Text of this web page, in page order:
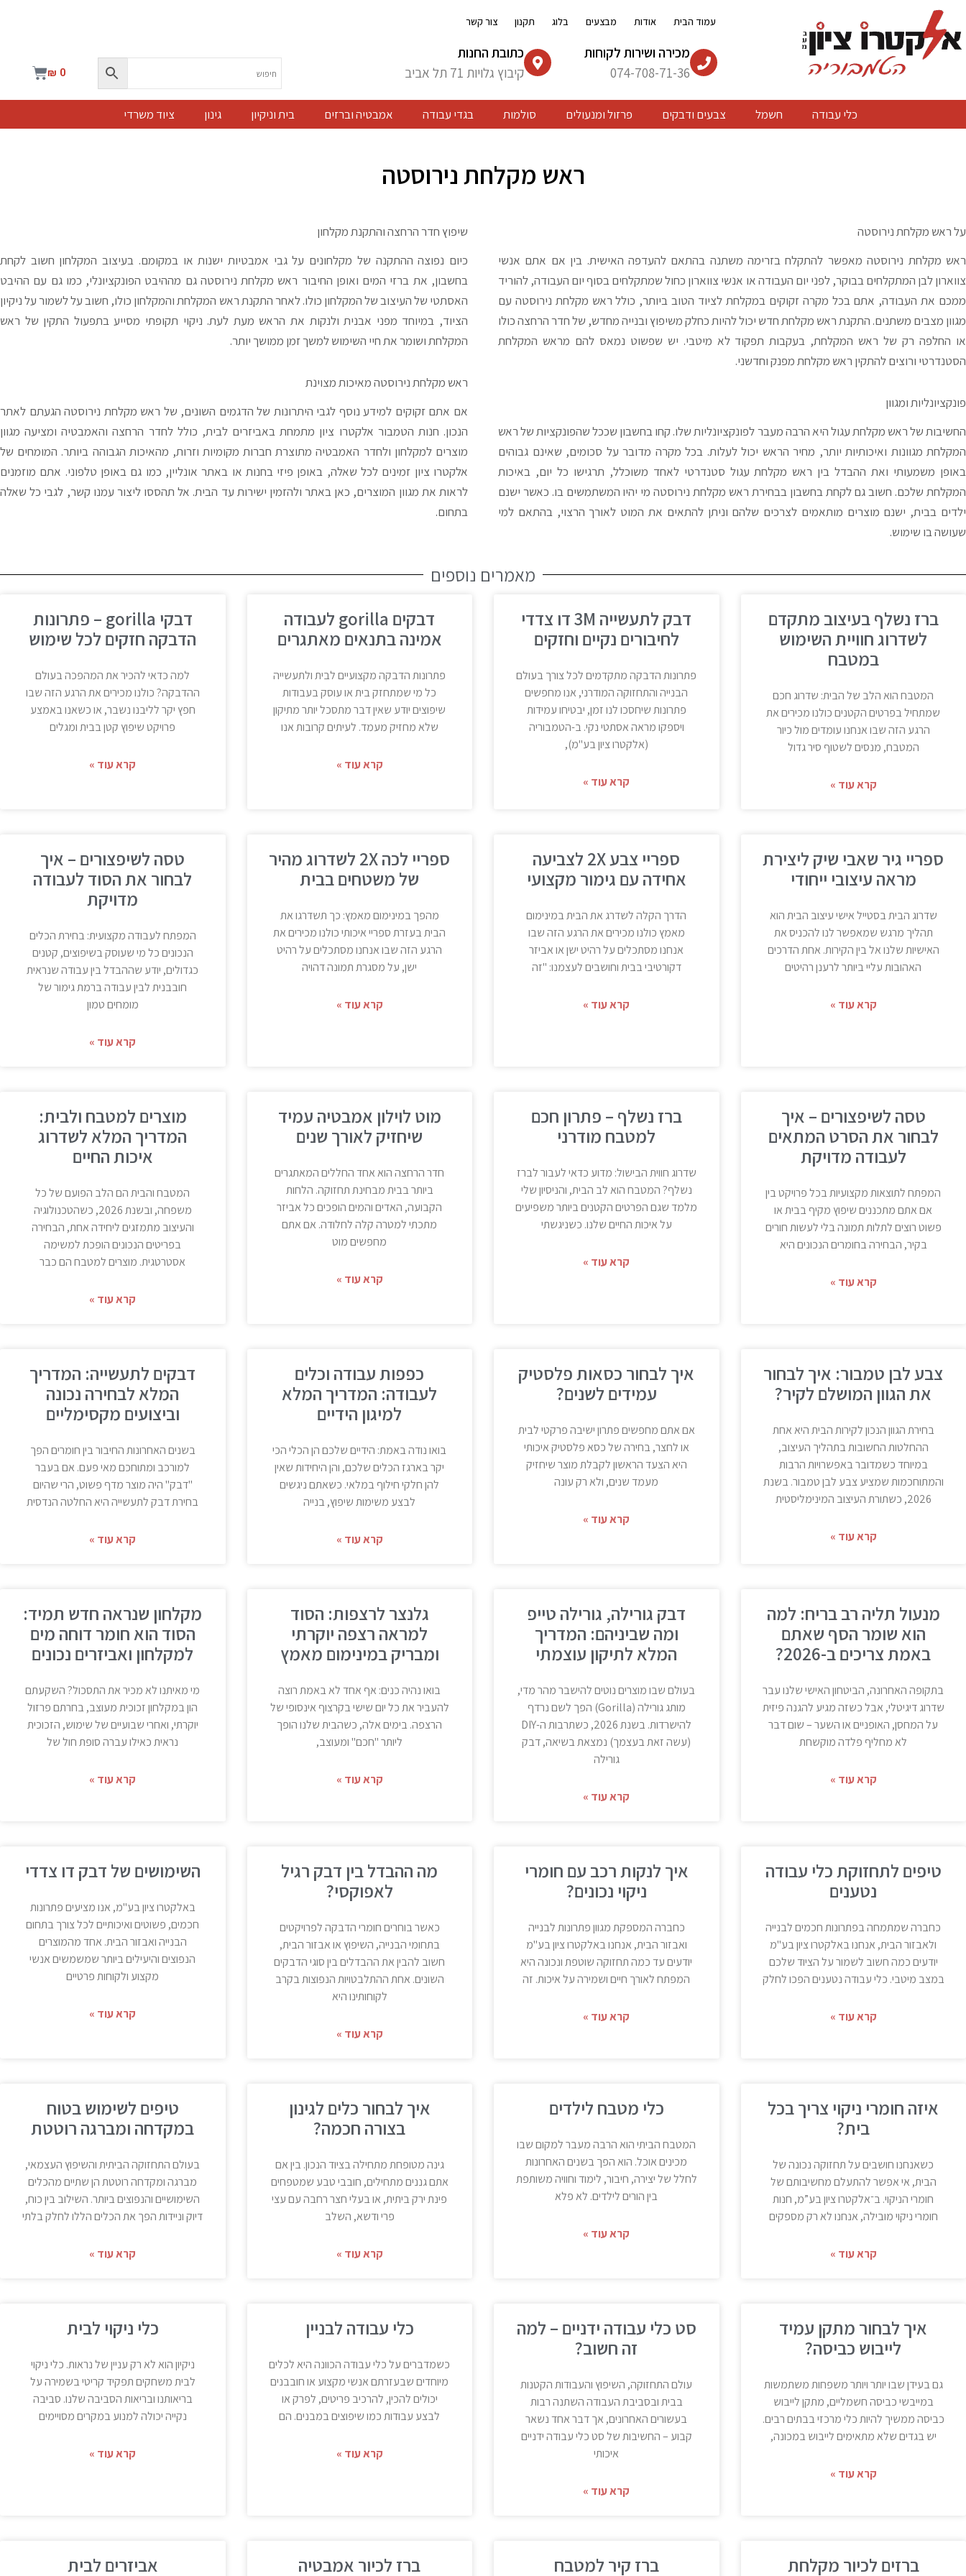
לתוכן
עמוד הבית אודות מבצעים בלוג תקנון צור קשר
מכירה ושירות לקוחות
074-708-71-36
כתובת החנות
קיבוץ גלויות 71 תל אביב
₪ 0
עגלת
כלי עבודה חשמל צבעים ודבקים פרזול ומנעולים סולמות בגדי עבודה אמבטיה וברזים בית וניקיון גינון ציוד משרדי
ראש מקלחת נירוסטה
על ראש מקלחת נירוסטה
ראש מקלחת נירוסטה מאפשר להתקלח בזרימה משתנה בהתאם להעדפה האישית. בין אם אתם אנשי
צווארון לבן המתקלחים בבוקר, לפני יום העבודה או אנשי צווארון כחול שמתקלחים בסוף יום העבודה, להוריד
ממכם את העבודה, אתם בכל מקרה זקוקים במקלחת לציוד הטוב ביותר, כולל ראש מקלחת נירוסטה עם
מגוון מצבים משתנים. התקנת ראש מקלחת חדש יכול להיות כחלק משיפוץ ובנייה מחדש, של חדר הרחצה כולו
או החלפה רק של ראש המקלחת, בעקבות תפקוד לא מיטבי. יש שפשוט נמאס להם מראש המקלחת
הסטנדרטי ורוצים להתקין ראש מקלחת מפנק וחדשני.
פונקציונליות ומגוון
החשיבות של ראש מקלחת עגול היא הרבה מעבר לפונקציונליות שלו. קחו בחשבון שככל שהפונקציות של ראש
המקלחת מגוונות ואיכותיות יותר, מחיר הראש יכול לעלות. בכל מקרה מדובר על סכומים, שאינם גבוהים
באופן משמעותי ואת ההבדל בין ראש מקלחת עגול סטנדרטי לאחד משוכלל, תרגישו כל יום, באיכות
המקלחת שלכם. חשוב גם לקחת בחשבון בבחירת ראש מקלחת נירוסטה מי יהיו המשתמשים בו. כאשר ישנם
ילדים בבית, ישנם מוצרים מותאמים לצרכים שלהם וניתן להתאים את המוט לאורך הרצוי, בהתאם למי
שעושה בו שימוש.
שיפוץ חדר הרחצה והתקנת מקלחון
כיום נפוצה ההתקנה של מקלחונים על גבי אמבטיות ישנות או במקומם. בעיצוב המקלחון חשוב לקחת
בחשבון, את ברזי המים ואופן החיבור ראש מקלחת נירוסטה גם מההיבט הפונקציונלי, כמו גם עם ההיבט
האסתטי של העיצוב של המקלחון כולו. לאחר התקנת ראש המקלחת והמקלחון כולו, חשוב על לשמור על ניקיון
הציוד, במיוחד מפני אבנית ולנקות את הראש מעת לעת. ניקוי תקופתי מסייע בתפעול התקין של ראש
המקלחת ושומר את חיי השימוש למשך זמן ממושך יותר.
ראש מקלחת נירוסטה מאיכות מצוינת
אם אתם זקוקים למידע נוסף לגבי היתרונות של הדגמים השונים, של ראש מקלחת נירוסטה הגעתם לאתר
הנכון. חנות הטמבור אלקטרו ציון מתמחת באביזרים לבית, כולל לחדר הרחצה והאמבטיה ומציעה מגוון
מוצרים למקלחון ולחדר האמבטיה מתוצרת חברות מקומיות וזרות, מהאיכות הגבוהה ביותר. המומחים של
אלקטרו ציון זמינים לכל שאלה, באופן פיזי בחנות או באתר אונליין, כמו גם באופן טלפוני. אתם מוזמנים
לראות את מגוון המוצרים, כאן באתר ולהזמין ישירות עד הבית. אל תהססו ליצור עמנו קשר, לגבי כל שאלה
בתחום.
מאמרים נוספים
ברז נשלף בעיצוב מתקדם
לשדרוג חוויית השימוש
במטבח
המטבח הוא הלב של הבית: שדרוג חכם
שמתחיל בפרטים הקטנים כולנו מכירים את
הרגע הזה שבו אנחנו עומדים מול כיור
המטבח, מנסים לשטוף סיר גדול
קרא עוד »
דבק לתעשייה 3M דו צדדי
לחיבורים נקיים וחזקים
פתרונות הדבקה מתקדמים לכל צורך בעולם
הבנייה והתחזוקה המודרני, אנו מחפשים
פתרונות שיחסכו לנו זמן, יבטיחו עמידות
ויספקו מראה אסתטי נקי. ב-הטמבוריה
(אלקטרו ציון בע"מ),
קרא עוד »
דבקים gorilla לעבודה
אמינה בתנאים מאתגרים
פתרונות הדבקה מקצועיים לבית ולתעשייה
כל מי שמתחזק בית או עוסק בעבודות
שיפוצים יודע שאין דבר מתסכל יותר מתיקון
שלא מחזיק מעמד. לעיתים קרובות אנו
קרא עוד »
דבקי gorilla – פתרונות
הדבקה חזקים לכל שימוש
למה כדאי להכיר את המהפכה בעולם
ההדבקה? כולנו מכירים את הרגע הזה שבו
חפץ יקר לליבנו נשבר, או כשאנו באמצע
פרויקט שיפוץ קטן בבית ומגלים
קרא עוד »
ספריי גיר שאבי שיק ליצירת
מראה עיצובי ייחודי
שדרוג הבית בסטייל אישי עיצוב הבית הוא
תהליך מרגש שמאפשר לנו להכניס את
האישיות שלנו אל בין הקירות. אחת הדרכים
האהובות עליי ביותר לרענן רהיטים
קרא עוד »
ספריי צבע 2X לצביעה
אחידה עם גימור מקצועי
הדרך הקלה לשדרג את הבית במינימום
מאמץ כולנו מכירים את הרגע הזה שבו
אנחנו מסתכלים על רהיט ישן או אביזר
דקורטיבי בבית וחושבים לעצמנו: "זה
קרא עוד »
ספריי לכה 2X לשדרוג מהיר
של משטחים בבית
מהפך במינימום מאמץ: כך תשדרגו את
הבית בעזרת ספריי איכותי כולנו מכירים את
הרגע הזה שבו אנחנו מסתכלים על רהיט
ישן, על מסגרת תמונה דהויה
קרא עוד »
טסה לשיפצורים – איך
לבחור את הסוד לעבודה
מדויקת
המפתח לעבודה מקצועית: בחירת הכלים
הנכונים כל מי שעוסק בשיפוצים, קטנים
כגדולים, יודע שההבדל בין עבודה שנראית
חובבנית לבין עבודה ברמת גימור של
מומחים טמון
קרא עוד »
טסה לשיפצורים – איך
לבחור את הסרט המתאים
לעבודה מדויקת
המפתח לתוצאות מקצועיות בכל פרויקט בין
אם אתם מתכננים שיפוץ מקיף בבית או
פשוט רוצים לתלות תמונה בלי לעשות חורים
בקיר, הבחירה בחומרים הנכונים היא
קרא עוד »
ברז נשלף – פתרון חכם
למטבח מודרני
שדרוג חווית הבישול: מדוע כדאי לעבור לברז
נשלף? המטבח הוא לב הבית, והניסיון שלי
מלמד שגם הפרטים הקטנים ביותר משפיעים
על איכות החיים שלנו. כשניגשתי
קרא עוד »
מוט לוילון אמבטיה עמיד
שיחזיק לאורך שנים
חדר הרחצה הוא אחד החללים המאתגרים
ביותר בבית מבחינת תחזוקה. הלחות
הקבועה, האדים והמים הופכים כל אביזר
מתכתי למטרה קלה לחלודה. אם אתם
מחפשים מוט
קרא עוד »
מוצרים למטבח ולבית:
המדריך המלא לשדרוג
איכות החיים
המטבח והבית הם הלב הפועם של כל
משפחה, ובשנת 2026, כשהטכנולוגיה
והעיצוב מתמזגים ליחידה אחת, הבחירה
בפריטים הנכונים הופכת למשימה
אסטרטגית. מוצרים למטבח הם כבר
קרא עוד »
צבע לבן טמבור: איך לבחור
את הגוון המושלם לקיר?
בחירת הגוון הנכון לקירות הבית היא אחת
ההחלטות החשובות בתהליך העיצוב,
במיוחד כשמדובר באפשרויות הרבות
והמתוחכמות שמציע צבע לבן טמבור. בשנת
2026, כשתורת העיצוב המינימליסטית
קרא עוד »
איך לבחור כסאות פלסטיק
עמידים לשנים?
אם אתם מחפשים פתרון ישיבה פרקטי לבית
או לחצר, בחירה של כסא פלסטיק איכותי
היא הצעד הראשון לקבלת מוצר שיחזיק
מעמד שנים, ולא רק עונה
קרא עוד »
כפפות עבודה וכלים
לעבודה: המדריך המלא
למיגון הידיים
בואו נודה באמת: הידיים שלכם הן הכלי הכי
יקר בארגז הכלים שלכם, והן היחידות שאין
להן חלקי חילוף במלאי. כשאתם ניגשים
לבצע משימות שיפוץ, בנייה
קרא עוד »
דבקים לתעשייה: המדריך
המלא לבחירה נכונה
וביצועים מקסימליים
בשנים האחרונות החיבור בין חומרים הפך
למורכב ומתוחכם מאי פעם. אם בעבר
"דבק" היה מוצר מדף פשוט, הרי שהיום
בחירת דבק לתעשייה היא החלטה הנדסית
קרא עוד »
מנעול תליה רב בריח: למה
הוא שומר הסף שאתם
באמת צריכים ב-2026?
בתקופה האחרונה, הביטחון האישי שלנו עבר
שדרוג דיגיטלי, אבל כשזה מגיע להגנה פיזית
על המחסן, האופניים או השער – שום דבר
לא מחליף פלדה מוקשחת
קרא עוד »
דבק גורילה, גורילה טייפ
ומה שביניהם: המדריך
המלא לתיקון עוצמתי
בעולם שבו מוצרים נוטים להישבר מהר מדי,
מותג גורילה (Gorilla) הפך לשם נרדף
להישרדות. בשנת 2026, כשתרבות ה-DIY
(עשה זאת בעצמך) נמצאת בשיאה, דבק
גורילה
קרא עוד »
גלנצר לרצפות: הסוד
למראה רצפה יוקרתי
ומבריק במינימום מאמץ
בואו נהיה כנים: אף אחד לא באמת רוצה
להעביר את כל יום שישי בקרצוף אינסופי של
הרצפה. בימים אלה, כשהבית שלנו הופך
ליותר "חכם" ומעוצב,
קרא עוד »
מקלחון שנראה חדש תמיד:
הסוד הוא חומר דוחה מים
למקלחון ואביזרים נכונים
מי מאיתנו לא מכיר את התסכול? השקעתם
הון במקלחון זכוכית מעוצב, בחרתם פרזול
יוקרתי, ואחרי שבועיים של שימוש, הזכוכית
נראית כאילו עברה סופת חול של
קרא עוד »
טיפים לתחזוקת כלי עבודה
נטענים
כחברה שמתמחה בפתרונות חכמים לבנייה
ולאבזור הבית, אנחנו באלקטרו ציון בע"מ
יודעים כמה חשוב לשמור על הציוד שלכם
במצב מיטבי. כלי עבודה נטענים הפכו לחלק
קרא עוד »
איך לנקות רכב עם חומרי
ניקוי נכונים?
כחברה המספקת מגוון פתרונות לבנייה
ואבזור הבית, אנחנו באלקטרו ציון בע"מ
יודעים עד כמה תחזוקה שוטפת ונכונה היא
המפתח לאורך חיים ושמירה על איכות. זה
קרא עוד »
מה ההבדל בין דבק רגיל
לאפוקסי?
כאשר בוחרים חומרי הדבקה לפרויקטים
בתחומי הבנייה, השיפוץ או אבזור הבית,
חשוב להבין את ההבדלים בין סוגי הדבקים
השונים. אחת ההתלבטויות הנפוצות בקרב
לקוחותינו היא
קרא עוד »
השימושים של דבק דו צדדי
באלקטרו ציון בע"מ, אנו מציעים פתרונות
חכמים, פשוטים ואיכותיים לכל צורך בתחום
הבנייה ואבזור הבית. אחד מהמוצרים
הנפוצים והיעילים ביותר שמשמשים אנשי
מקצוע ולקוחות פרטיים
קרא עוד »
איזה חומרי ניקוי צריך בכל
בית?
כשאנחנו חושבים על תחזוקה נכונה של
הבית, אי אפשר להתעלם מחשיבותם של
חומרי הניקוי. ב־אלקטרו ציון בע”מ, חנות
חומרי ניקוי מובילה, אנחנו לא רק מספקים
קרא עוד »
כלי מטבח לילדים
המטבח הביתי הוא הרבה מעבר למקום שבו
מכינים אוכל. הוא הפך בשנים האחרונות
לחלל של יצירה, חיבור, לימוד וחוויה משותפת
בין הורים לילדים. לא פלא
קרא עוד »
איך לבחור כלים לגינון
בצורה חכמה?
גינה מטופחת מתחילה בציוד הנכון. בין אם
אתם גננים מתחילים, חובבי טבע שמטפחים
פינת ירק ביתית, או בעלי חצר רחבה עם עצי
פרי ודשא, השלב
קרא עוד »
טיפים לשימוש בטוח
במקדחה ומברגה רוטטת
בעולם התחזוקה הביתית והשיפוץ העצמאי,
מברגה ומקדחה רוטטת הן שתיים מהכלים
השימושיים והנפוצים ביותר. השילוב בין כוח,
דיוק וניידות הפך את הכלים הללו לחלק בלתי
קרא עוד »
איך לבחור מתקן עמיד
לייבוש כביסה?
גם בעידן שבו יותר ויותר משפחות משתמשות
במייבשי כביסה חשמליים, מתקן לייבוש
כביסה ממשיך להיות כלי מרכזי בבתים רבים.
יש בגדים שלא מתאימים לייבוש במכונה,
קרא עוד »
סט כלי עבודה ידניים – למה
זה חשוב?
עולם התחזוקה, השיפוץ והעבודות הקטנות
בבית ובסביבת העבודה השתנה רבות
בעשורים האחרונים, אך דבר אחד נשאר
קבוע – החשיבות של סט כלי עבודה ידניים
איכותי
קרא עוד »
כלי עבודה לבניין
כשמדברים על כלי עבודה הכוונה היא לכלים
מיוחדים שבעזרתם אנשי מקצוע או חובבנים
יכולים להכין, להרכיב פריטים, לפרק או
לבצע עבודות כמו שיפוצים במבנים. הם
קרא עוד »
כלי ניקוי לבית
ניקיון הוא לא רק עניין של נראות. כלי ניקוי
לבית משחקים תפקיד קריטי בשמירה על
בריאותנו ובריאות הסביבה שלנו. סביבה
נקייה יכולה למנוע במקרים מסויימים
קרא עוד »
ברזים לכיור מקלחת ברז קיר למטבח ברז לכיור אמבטיה אביזרים לבית